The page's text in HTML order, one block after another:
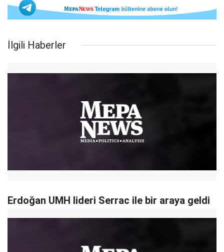
İlgili Haberler
Erdoğan UMH lideri Serrac ile bir araya geldi